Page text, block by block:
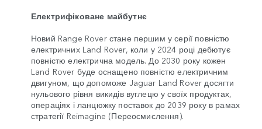
Електрифіковане майбутнє
Новий Range Rover стане першим у серії повністю
електричних Land Rover, коли у 2024 році дебютує
повністю електрична модель. До 2030 року кожен
Land Rover буде оснащено повністю електричним
двигуном, що допоможе Jaguar Land Rover досягти
нульового рівня викидів вуглецю у своїх продуктах,
операціях і ланцюжку поставок до 2039 року в рамах
стратегії Reimagine (Переосмислення).